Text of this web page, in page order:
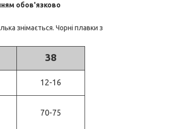
обов'язково
знімається. Чорні плавки з
38
12-16
70-75